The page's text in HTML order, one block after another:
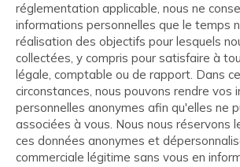
réglementation applicable, nous ne
informations personnelles que le temps
réalisation des objectifs pour lesquels
collectées, y compris pour satisfaire à
légale, comptable ou de rapport. Dans
circonstances, nous pouvons rendre vos
personnelles anonymes afin qu'elles ne
associées à vous. Nous nous réservons
ces données anonymes et
commerciale légitime sans vous en